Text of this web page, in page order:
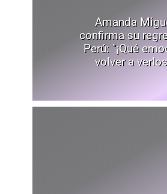
Amanda
confirma su
Perú: "¡Qué
volver a